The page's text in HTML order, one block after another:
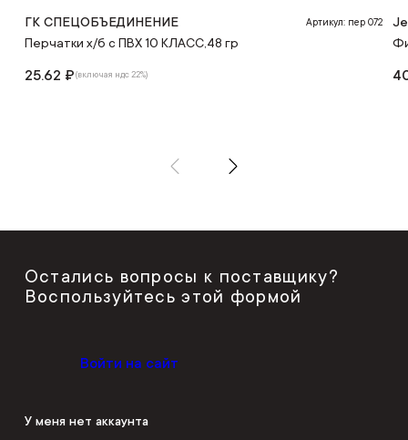
ГК СПЕЦОБЪЕДИНЕНИЕ Артикул: пер 072
Перчатки х/б с ПВХ 10 КЛАСС,48 гр
25.62 ₽(включая ндс 22%)
Остались вопросы к поставщику?
Воспользуйтесь этой формой
Войти на сайт
У меня нет аккаунта